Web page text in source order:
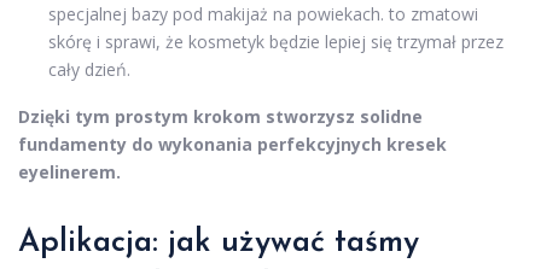
specjalnej bazy pod makijaż na powiekach. to zmatowi
skórę i sprawi, że kosmetyk będzie lepiej się trzymał przez
cały dzień.
Dzięki tym prostym krokom stworzysz solidne
fundamenty do wykonania perfekcyjnych kresek
eyelinerem.
Aplikacja: jak używać taśmy